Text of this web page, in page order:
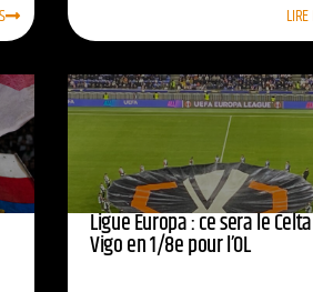
Ligue Europa : ce sera le Celta
Vigo en 1/8e pour l’OL